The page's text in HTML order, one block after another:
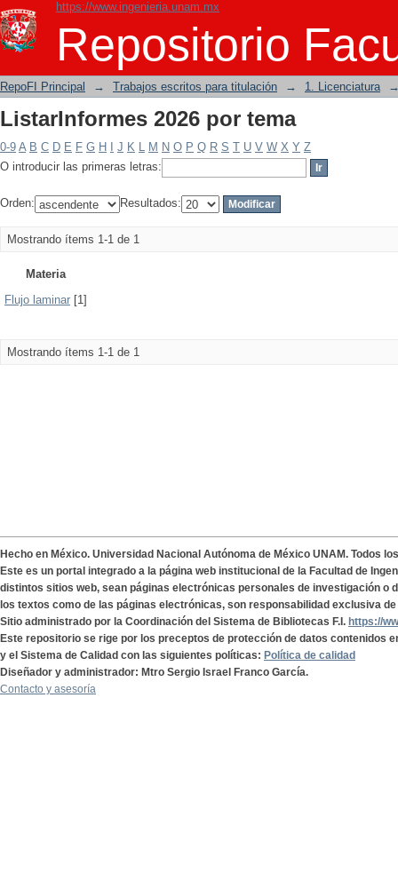
https://www.ingenieria.unam.mx
Repositorio
ListarInformes 2026 por tema
RepoFI Principal → Trabajos escritos para titulación → 1. Licenciatura
ListarInformes 2026 por tema
0-9 A B C D E F G H J K L M N O P Q R S T U V W X Y Z
O introducir las primeras letras:
Orden: Resultados:
Mostrando ítems 1-1 de 1
Materia
Flujo laminar [1]
Mostrando ítems 1-1 de 1
Hecho en México. Universidad Nacional Autónoma de México UNAM. Todos
Este es un portal integrado a la página web institucional de la Facultad de
distintos sitios web, sean páginas electrónicas personales de investigación o
los textos como de las páginas electrónicas, son responsabilidad exclusiva
Sitio administrado por la Coordinación del Sistema de Bibliotecas F.I. https://
Este repositorio se rige por los preceptos de protección de datos contenidos
y el Sistema de Calidad con las siguientes políticas: Política de calidad
Diseñador y administrador: Mtro Sergio Israel Franco García.
Contacto y asesoría